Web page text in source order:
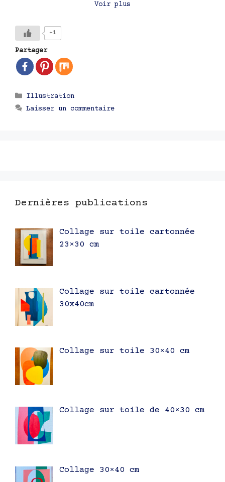
Voir plus
+1
Partager
Catégories
Illustration
Laisser un commentaire
Dernières publications
Collage sur toile cartonnée
23×30 cm
Collage sur toile cartonnée
30x40cm
Collage sur toile 30×40 cm
Collage sur toile de 40×30 cm
Collage 30×40 cm